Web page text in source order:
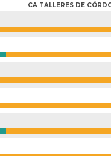
CA TALLERES DE